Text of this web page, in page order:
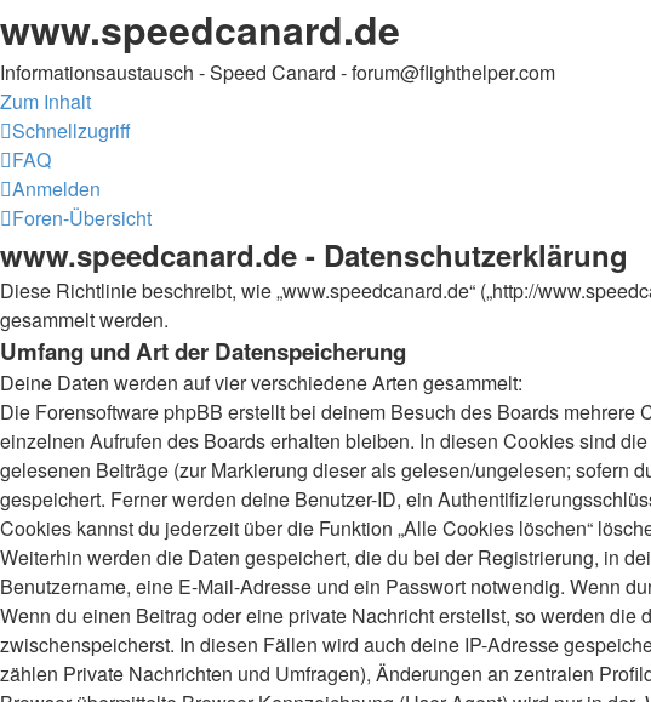
www.speedcanard.de
Informationsaustausch - Speed Canard - forum@flighthelper.com
Zum Inhalt
Schnellzugriff
FAQ
Anmelden
Foren-Übersicht
www.speedcanard.de - Datenschutzerklärung
Diese Richtlinie beschreibt, wie „www.speedcanard.de“ („http://
gesammelt werden.
Umfang und Art der Datenspeicherung
Deine Daten werden auf vier verschiedene Arten gesammelt:
Die Forensoftware phpBB erstellt bei deinem Besuch des Boards
einzelnen Aufrufen des Boards erhalten bleiben. In diesen Cookies sind
gelesenen Beiträge (zur Markierung dieser als gelesen/ungelesen; sofern
gespeichert. Ferner werden deine Benutzer-ID, ein
Cookies kannst du jederzeit über die Funktion „Alle Cookies löschen“
Weiterhin werden die Daten gespeichert, die du bei der Registrierung, in
Benutzername, eine E-Mail-Adresse und ein Passwort notwendig. Wenn
Wenn du einen Beitrag oder eine private Nachricht erstellst, so werden
zwischenspeicherst. In diesen Fällen wird auch deine IP-Adresse
zählen Private Nachrichten und Umfragen), Änderungen an zentralen